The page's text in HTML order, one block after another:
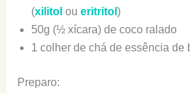
(xilitol ou eritritol )
50g (½ xícara) de coco ralado
1 colher de chá de essência de
Preparo: